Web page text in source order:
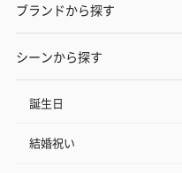
ブランドから探す
シーンから探す
誕生日
結婚祝い